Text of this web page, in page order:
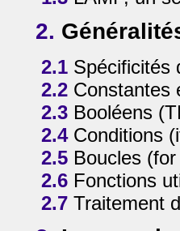
2.
2.1 Spécificités
2.2 Constantes
2.3 Booléens
2.4Conditions
2.5 Boucles
2.6 Fonctions
2.7 Traitement